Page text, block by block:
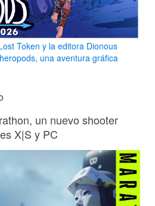
Token y la editora Dionous
una aventura gráfica
un nuevo shooter
X|S y PC